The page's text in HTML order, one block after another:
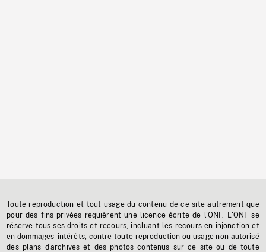
Toute reproduction et tout usage du contenu de ce site autrement que
pour des fins privées requièrent une licence écrite de l'ONF. L'ONF se
réserve tous ses droits et recours, incluant les recours en injonction et
en dommages-intérêts, contre toute reproduction ou usage non autorisé
des plans d'archives et des photos contenus sur ce site ou de toute